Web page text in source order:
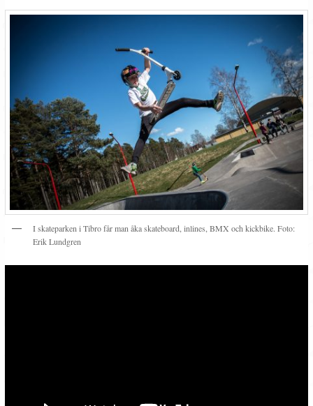
I skateparken i Tibro får man åka skateboard, inlines, BMX och kickbike. Foto:
Erik Lundgren